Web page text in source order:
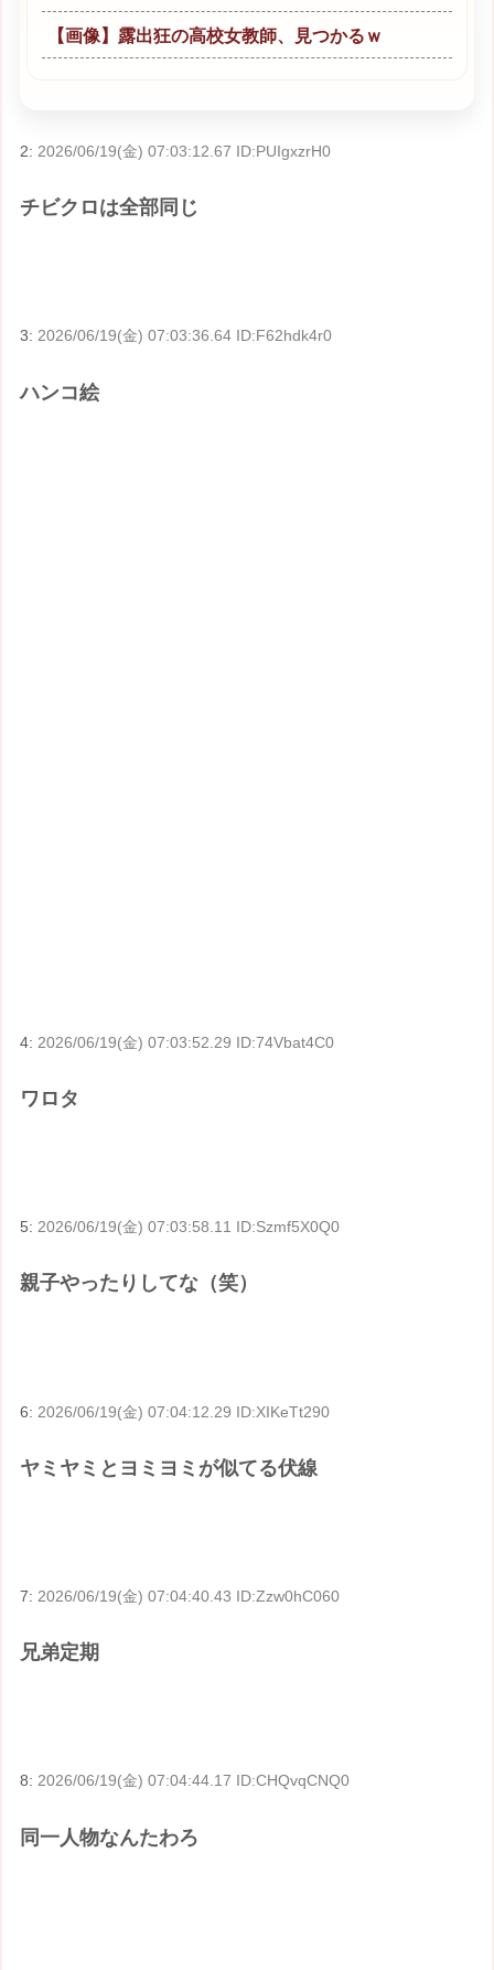
【画像】露出狂の高校女教師、見つかるｗ
2: 2026/06/19(金) 07:03:12.67 ID:PUIgxzrH0
チビクロは全部同じ
3:2026/06/19(金) 07:03:36.64 ID:F62hdk4r0
ハンコ絵
4: 2026/06/19(金) 07:03:52.29 ID:74Vbat4C0
ワロタ
5:2026/06/19(金) 07:03:58.11 ID:Szmf5X0Q0
親子やったりしてな（笑）
6: 2026/06/19(金) 07:04:12.29 ID:XIKeTt290
ヤミヤミとヨミヨミが似てる伏線
7: 2026/06/19(金) 07:04:40.43 ID:Zzw0hC060
兄弟定期
8:2026/06/19(金) 07:04:44.17 ID:CHQvqCNQ0
同一人物なんたわろ